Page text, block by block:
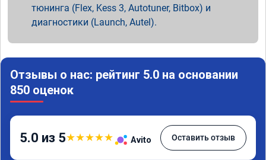
тюнинга (Flex, Kess 3, Autotuner, Bitbox) и
диагностики (Launch, Autel).
Отзывы о нас: рейтинг 5.0 на основании
850 оценок
5.0 из 5★★★★★ Avito Оставить отзыв